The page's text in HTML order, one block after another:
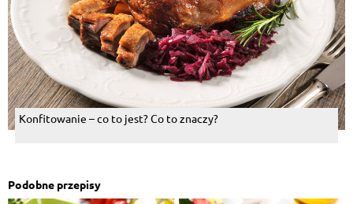
Konfitowanie – co to jest? Co to znaczy?
Podobne przepisy